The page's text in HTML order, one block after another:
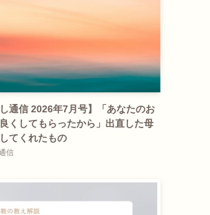
し通信 2026年7月号】「あなたのお
くしてもらったから」出直した母
てくれたもの
信